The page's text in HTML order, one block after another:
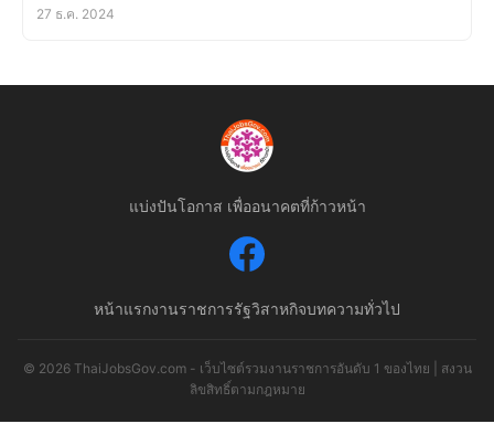
27 ธ.ค. 2024
แบ่งปันโอกาส เพื่ออนาคตที่ก้าวหน้า
หน้าแรกงานราชการรัฐวิสาหกิจบทความทั่วไป
© 2026 ThaiJobsGov.com - เว็บไซต์รวมงานราชการอันดับ 1 ของไทย | สงวน
ลิขสิทธิ์ตามกฎหมาย